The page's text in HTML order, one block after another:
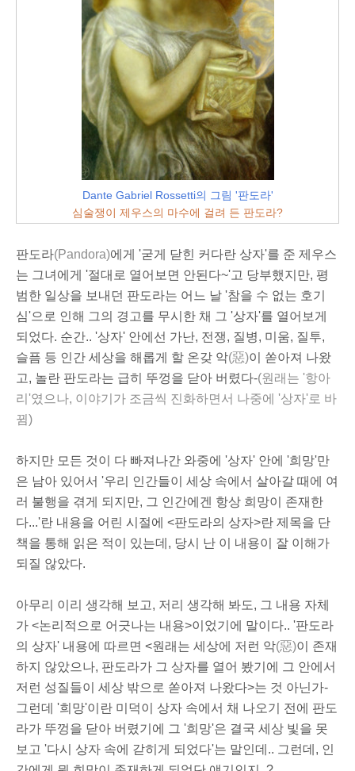
Dante Gabriel Rossetti의 그림 '판도라'
심술쟁이 제우스의 마수에 걸려 든 판도라?
판도라(Pandora)에게 '굳게 닫힌 커다란 상자'를 준 제우스
는 그녀에게 '절대로 열어보면 안된다~'고 당부했지만, 평
범한 일상을 보내던 판도라는 어느 날 '참을 수 없는 호기
심'으로 인해 그의 경고를 무시한 채 그 '상자'를 열어보게
되었다. 순간.. '상자' 안에선 가난, 전쟁, 질병, 미움, 질투,
슬픔 등 인간 세상을 해롭게 할 온갖 악(惡)이 쏟아져 나왔
고, 놀란 판도라는 급히 뚜껑을 닫아 버렸다-(원래는 '항아
리'였으나, 이야기가 조금씩 진화하면서 나중에 '상자'로 바
뀜)
하지만 모든 것이 다 빠져나간 와중에 '상자' 안에 '희망'만
은 남아 있어서 '우리 인간들이 세상 속에서 살아갈 때에 여
러 불행을 겪게 되지만, 그 인간에겐 항상 희망이 존재한
다...'란 내용을 어린 시절에 <판도라의 상자>란 제목을 단
책을 통해 읽은 적이 있는데, 당시 난 이 내용이 잘 이해가
되질 않았다.
아무리 이리 생각해 보고, 저리 생각해 봐도, 그 내용 자체
가 <논리적으로 어긋나는 내용>이었기에 말이다.. '판도라
의 상자' 내용에 따르면 <원래는 세상에 저런 악(惡)이 존재
하지 않았으나, 판도라가 그 상자를 열어 봤기에 그 안에서
저런 성질들이 세상 밖으로 쏟아져 나왔다>는 것 아닌가-
그런데 '희망'이란 미덕이 상자 속에서 채 나오기 전에 판도
라가 뚜껑을 닫아 버렸기에 그 '희망'은 결국 세상 빛을 못
보고 '다시 상자 속에 갇히게 되었다'는 말인데.. 그런데, 인